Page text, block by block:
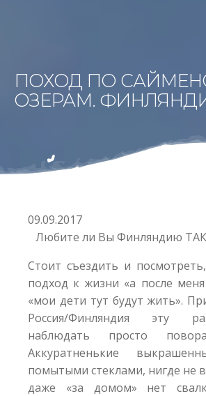
ПОХОД ПО
ОЗЕРАМ.
09.09.2017
Любите ли Вы Финляндию
Стоит съездить и
подход к жизни «а после
«мои дети тут будут жить».
Россия/Финляндия эту
наблюдать просто
Аккуратненькие
помытыми стеклами, нигде не
даже «за домом» нет